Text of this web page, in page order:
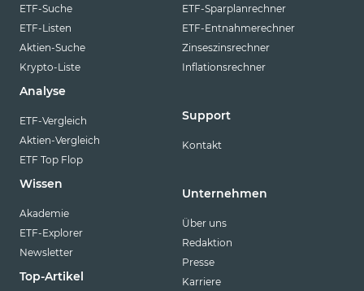
ETF-Suche
ETF-Listen
Aktien-Suche
Krypto-Liste
Analyse
ETF-Vergleich
Aktien-Vergleich
ETF Top Flop
Wissen
Akademie
ETF-Explorer
Newsletter
Top-Artikel
ETF-Sparplanrechner
ETF-Entnahmerechner
Zinseszinsrechner
Inflationsrechner
Support
Kontakt
Unternehmen
Über uns
Redaktion
Presse
Karriere